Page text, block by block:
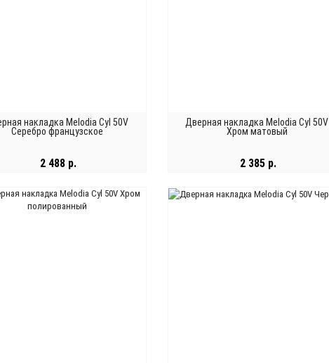
накладка Melodia Cyl 50V
Серебро французское
2 488 р.
В КОРЗИНУ
Дверная накладка Melodia Cyl 50V
Хром матовый
2 385 р.
В КОРЗИНУ